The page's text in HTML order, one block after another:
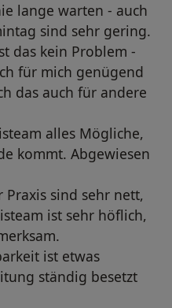
lange warten - auch
sind sehr gering.
das kein Problem -
für mich genügend
das auch für andere
alles Mögliche,
kommt. Abgewiesen
sind sehr nett,
ist sehr höflich,
ist etwas
ständig besetzt